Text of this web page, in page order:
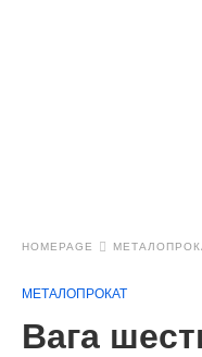
HOMEPAGE
МЕТАЛОПРОКАТ
Вага